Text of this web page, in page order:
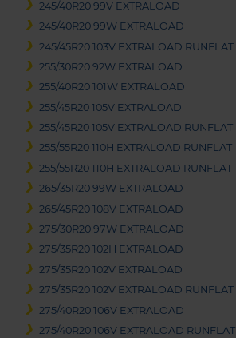
245/40R20 99V EXTRALOAD
245/40R20 99W EXTRALOAD
245/45R20 103V EXTRALOAD RUNFLAT
255/30R20 92W EXTRALOAD
255/40R20 101W EXTRALOAD
255/45R20 105V EXTRALOAD
255/45R20 105V EXTRALOAD RUNFLAT
255/55R20 110H EXTRALOAD RUNFLAT
255/55R20 110H EXTRALOAD RUNFLAT
265/35R20 99W EXTRALOAD
265/45R20 108V EXTRALOAD
275/30R20 97W EXTRALOAD
275/35R20 102H EXTRALOAD
275/35R20 102V EXTRALOAD
275/35R20 102V EXTRALOAD RUNFLAT
275/40R20 106V EXTRALOAD
275/40R20 106V EXTRALOAD RUNFLAT